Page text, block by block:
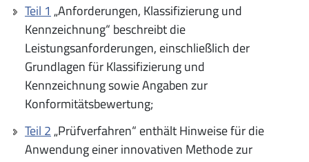
Teil 1 „Anforderungen, Klassifizierung und
Kennzeichnung“ beschreibt die
Leistungsanforderungen, einschließlich der
Grundlagen für Klassifizierung und
Kennzeichnung sowie Angaben zur
Konformitätsbewertung;
Teil 2„Prüfverfahren“ enthält Hinweise für die
Anwendung einer innovativen Methode zur